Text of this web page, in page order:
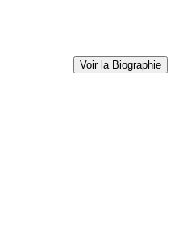
Voir la Biographie